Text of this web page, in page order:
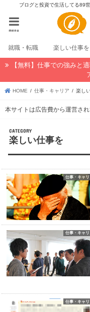
ブログと投資で生活してる89
menu
就職・転職 楽しい仕事を
【無料】仕事での強みと
HOME 仕事・キャリア 楽し
本サイトは広告費から運営され
楽しい仕事を
仕事・キャ
仕事・キャ
仕事・キャ